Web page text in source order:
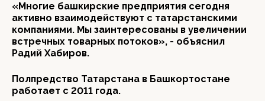
«Многие башкирские предприятия сегодня
активно взаимодействуют с татарстанскими
компаниями. Мы заинтересованы в увеличении
встречных товарных потоков», - объяснил
Радий Хабиров.
Полпредство Татарстана в Башкортостане
работает с 2011 года.